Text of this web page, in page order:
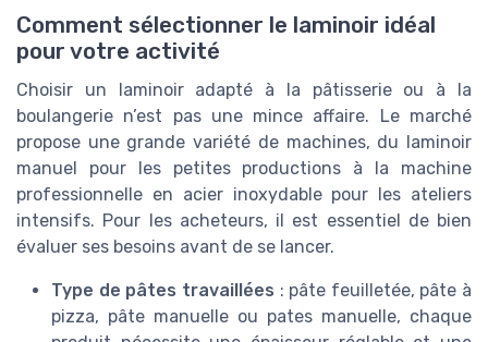
Comment sélectionner le laminoir idéal
pour votre activité
Choisir un laminoir adapté à la pâtisserie ou à la
boulangerie n’est pas une mince affaire. Le marché
propose une grande variété de machines, du laminoir
manuel pour les petites productions à la machine
professionnelle en acier inoxydable pour les ateliers
intensifs. Pour les acheteurs, il est essentiel de bien
évaluer ses besoins avant de se lancer.
Type de pâtes travaillées : pâte feuilletée, pâte à
pizza, pâte manuelle ou pates manuelle, chaque